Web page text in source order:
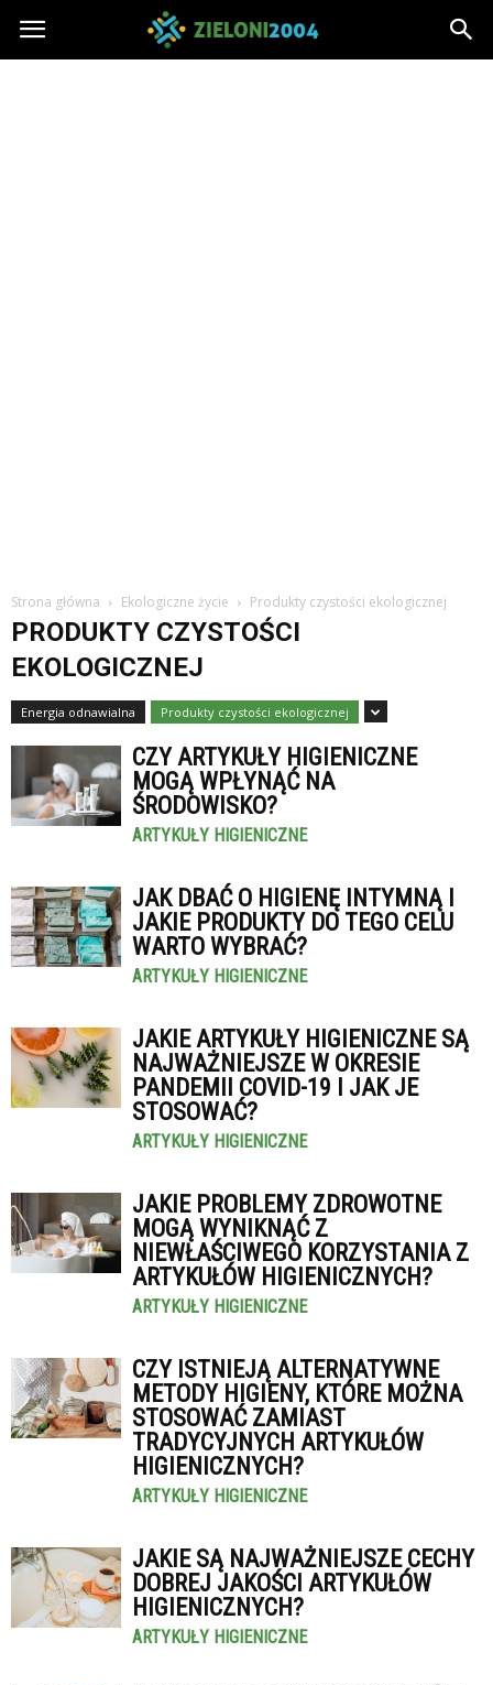
Zieloni2004.pl
Strona główna Ekologiczne życie Produkty czystości ekologicznej
PRODUKTY CZYSTOŚCI
EKOLOGICZNEJ
Energia odnawialna Produkty czystości ekologicznej
CZY ARTYKUŁY HIGIENICZNE
MOGĄ WPŁYNĄĆ NA
ŚRODOWISKO?
ARTYKUŁY HIGIENICZNE
JAK DBAĆ O HIGIENĘ INTYMNĄ I
JAKIE PRODUKTY DO TEGO CELU
WARTO WYBRAĆ?
ARTYKUŁY HIGIENICZNE
JAKIE ARTYKUŁY HIGIENICZNE SĄ
NAJWAŻNIEJSZE W OKRESIE
PANDEMII COVID-19 I JAK JE
STOSOWAĆ?
ARTYKUŁY HIGIENICZNE
JAKIE PROBLEMY ZDROWOTNE
MOGĄ WYNIKNĄĆ Z
NIEWŁAŚCIWEGO KORZYSTANIA Z
ARTYKUŁÓW HIGIENICZNYCH?
ARTYKUŁY HIGIENICZNE
CZY ISTNIEJĄ ALTERNATYWNE
METODY HIGIENY, KTÓRE MOŻNA
STOSOWAĆ ZAMIAST
TRADYCYJNYCH ARTYKUŁÓW
HIGIENICZNYCH?
ARTYKUŁY HIGIENICZNE
JAKIE SĄ NAJWAŻNIEJSZE CECHY
DOBREJ JAKOŚCI ARTYKUŁÓW
HIGIENICZNYCH?
ARTYKUŁY HIGIENICZNE